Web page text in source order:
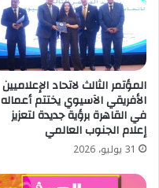
المؤتمر الثالث لاتحاد الإعلاميين
الأفريقي الآسيوي يختتم أعماله
في القاهرة برؤية جديدة لتعزيز
إعلام الجنوب العالمي
31 يوليو، 2026